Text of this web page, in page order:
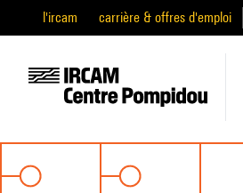
l'ircam carrière & offres d'emploi